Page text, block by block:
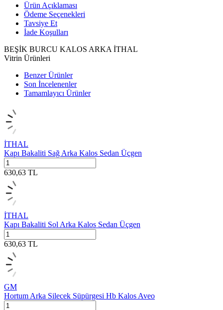
Ürün Açıklaması
Ödeme Seçenekleri
Tavsiye Et
İade Koşulları
BEŞİK BURCU KALOS ARKA İTHAL
Vitrin Ürünleri
Benzer Ürünler
Son İncelenenler
Tamamlayıcı Ürünler
İTHAL
Kapı Bakaliti Sağ Arka Kalos Sedan Üçgen
630,63 TL
İTHAL
Kapı Bakaliti Sol Arka Kalos Sedan Üçgen
630,63 TL
GM
Hortum Arka Silecek Süpürgesi Hb Kalos Aveo